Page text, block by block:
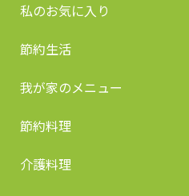
私のお気に入り
節約生活
我が家のメニュー
節約料理
介護料理